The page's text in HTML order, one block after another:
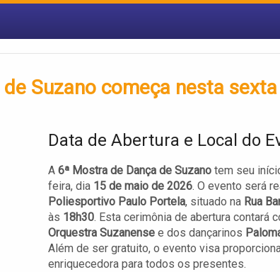
Suzano começa nesta sexta
Data de Abertura e Local do
A 6ª Mostra de Dança de Suzano tem seu
feira, dia 15 de maio de 2026. O evento será
Poliesportivo Paulo Portela, situado na Rua
às 18h30. Esta cerimônia de abertura contará
Orquestra Suzanense e dos dançarinos
Além de ser gratuito, o evento visa
enriquecedora para todos os presentes.